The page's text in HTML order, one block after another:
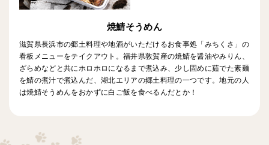
焼鯖そうめん
滋賀県長浜市の郷土料理や地酒がいただけるお食事処「みちくさ」の
看板メニューをテイクアウト。福井県敦賀産の焼鯖を醤油やみりん、
ざらめなどと共にホロホロになるまで煮込み、少し固めに茹でた素麺
を鯖の煮汁で煮込んだ、湖北エリアの郷土料理の一つです。地元の人
は焼鯖そうめんをおかずに白ご飯を食べるんだとか！